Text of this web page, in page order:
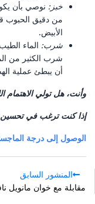
خبز: نوصي بأن
من دقيق الحبوب
الأبيض.
شرب: الماء
شرب الكثير من
أن يبطئ عملية
وأنت، هل تولي الاهتمام
إذا كنت ترغب في تحسين
الوصول إلى درجة
المنشور السابق
مقابلة مع خوان مانويل